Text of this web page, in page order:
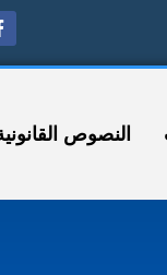
النصوص القانونية